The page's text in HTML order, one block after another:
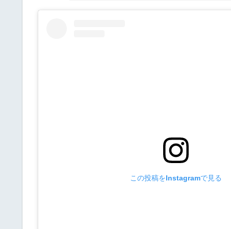
この投稿をInstagramで見る